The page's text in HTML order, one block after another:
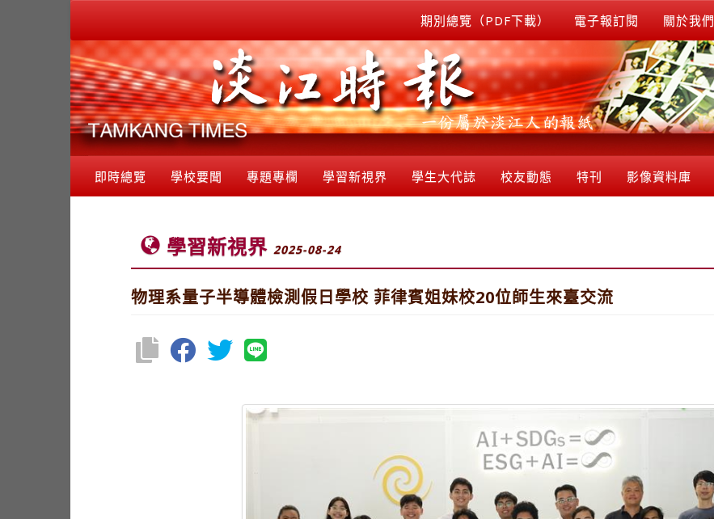
期別總覽（PDF下載） 電子報訂閱 關於我們
即時總覽 學校要聞 專題專欄 學習新視界 學生大代誌 校友動態 特刊 影像資料庫
學習新視界 2025-08-24
物理系量子半導體檢測假日學校 菲律賓姐妹校20位師生來臺交流